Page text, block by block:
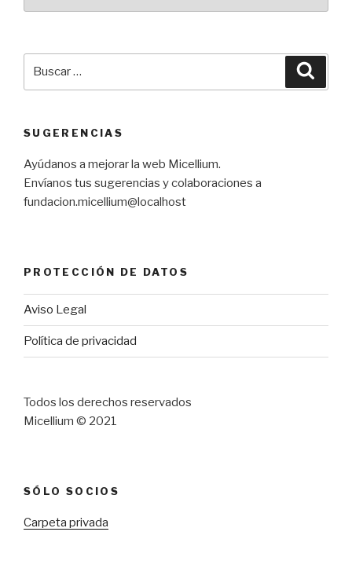
SUGERENCIAS
Ayúdanos a mejorar la web Micellium.
Envíanos tus sugerencias y colaboraciones a
fundacion.micellium@localhost
PROTECCIÓN DE DATOS
Aviso Legal
Política de privacidad
Todos los derechos reservados
Micellium © 2021
SÓLO SOCIOS
Carpeta privada